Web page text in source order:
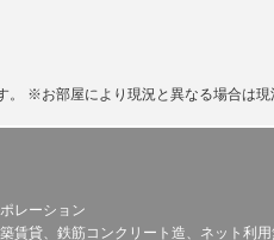
※お部屋により現況と異なる場合は現
レーション
賃貸、鉄筋コンクリート造、ネット利用